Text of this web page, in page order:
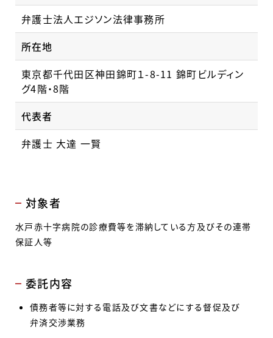
弁護士法人エジソン法律事務所
所在地
東京都千代田区神田錦町１-8-11 錦町ビルディン
グ4階・8階
代表者
弁護士 大達 一賢
対象者
水戸赤十字病院の診療費等を滞納している方及びその連帯
保証人等
委託内容
債務者等に対する電話及び文書などにする督促及び
弁済交渉業務